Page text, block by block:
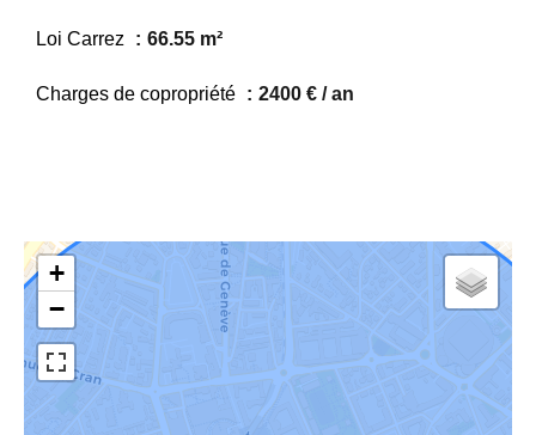
Loi Carrez 66.55 m²
Charges de copropriété 2400 € / an
+
−